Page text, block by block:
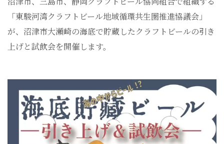
「東駿河湾クラフトビール地域循環共生圏推進協議会」
が、沼津市大瀬崎の海底で貯蔵したクラフトビールの引き
上げと試飲会を開催します。